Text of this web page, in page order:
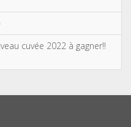
cuvée 2022 à gagner!!